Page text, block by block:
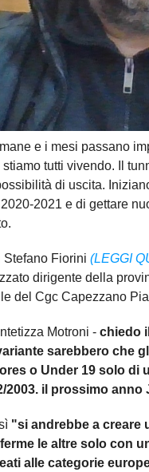
e i mesi passano
tutti vivendo. Il
di uscita.
2021 e di gettare
Stefano Fiorini (LEGGI
dirigente della
del Cgc Capezzano
Motroni - chiedo
sarebbero che
o Under 19 solo di
2003. il prossimo anno
"si andrebbe a creare
le altre solo con
alle categorie